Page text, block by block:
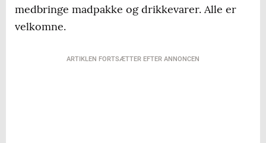
medbringe madpakke og drikkevarer. Alle er
velkomne.
ARTIKLEN FORTSÆTTER EFTER ANNONCEN